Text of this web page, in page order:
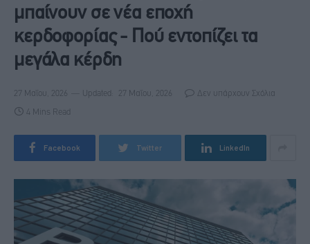
μπαίνουν σε νέα εποχή
κερδοφορίας - Πού εντοπίζει τα
μεγάλα κέρδη
27 Μαΐου, 2026 Updated: 27 Μαΐου, 2026 Δεν υπάρχουν Σχόλια
4 Mins Read
Facebook Twitter LinkedIn